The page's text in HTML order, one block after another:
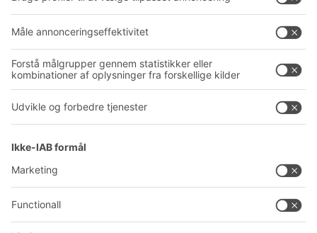
Vores globale netværk
Produktionssteder
BIT O
YOUR LIFE.
+45 7021 5151